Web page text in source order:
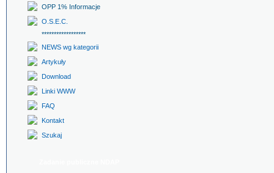
OPP 1% Informacje
O.S.E.C.
******************
NEWS wg kategorii
Artykuły
Download
Linki WWW
FAQ
Kontakt
Szukaj